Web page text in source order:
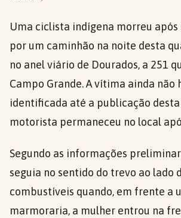
Uma ciclista indígena morreu
por um caminhão na noite desta
no anel viário de Dourados, a 251
Campo Grande. A vítima ainda não
identificada até a publicação
motorista permaneceu no local
Segundo as informações
seguia no sentido do trevo ao lado
combustíveis quando, em frente a
marmoraria, a mulher entrou na